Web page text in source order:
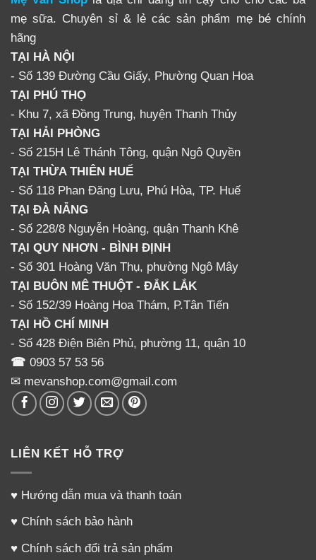
mẹ sữa. Chuyên sỉ & lẻ các sản phẩm mẹ bé chính
hãng
TẠI HÀ NỘI
- Số 139 Đường Cầu Giấy, Phường Quan Hoa
TẠI PHÚ THỌ
- Khu 7, xã Đồng Trung, huyện Thanh Thủy
TẠI HẢI PHÒNG
- Số 215H Lê Thánh Tông, quận Ngô Quyền
TẠI THỪA THIÊN HUẾ
- Số 118 Phan Đăng Lưu, Phú Hòa, TP. Huế
TẠI ĐÀ NẴNG
- Số 228/8 Nguyễn Hoàng, quận Thanh Khê
TẠI QUY NHƠN - BÌNH ĐỊNH
- Số 301 Hoàng Văn Thụ, phường Ngô Mây
TẠI BUÔN MÊ THUỘT - ĐẮK LẮK
- Số 152/39 Hoàng Hoa Thám, P.Tân Tiến
TẠI HỒ CHÍ MINH
- Số 428 Điện Biên Phủ, phường 11, quận 10
☎ 0903 57 53 56
✉ mevanshop.com@gmail.com
LIÊN KẾT HỖ TRỢ
♥ Hướng dẫn mua và thanh toán
♥ Chính sách bảo hành
♥ Chính sách đổi trả sản phẩm